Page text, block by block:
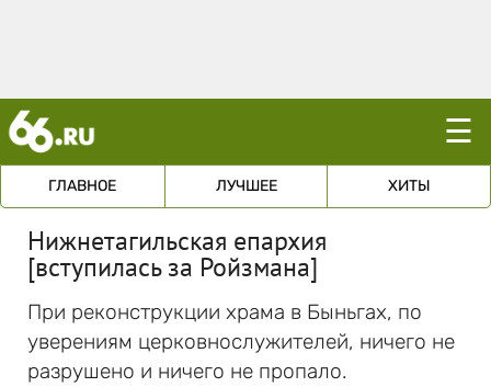
☰
ГЛАВНОЕ ЛУЧШЕЕ ХИТЫ
Нижнетагильская епархия
[вступилась за Ройзмана]
При реконструкции храма в Быньгах, по
уверениям церковнослужителей, ничего не
разрушено и ничего не пропало.